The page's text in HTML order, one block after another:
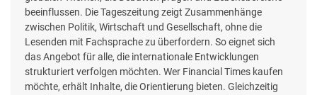
beeinflussen. Die Tageszeitung zeigt Zusammenhänge
zwischen Politik, Wirtschaft und Gesellschaft, ohne die
Lesenden mit Fachsprache zu überfordern. So eignet sich
das Angebot für alle, die internationale Entwicklungen
strukturiert verfolgen möchten. Wer Financial Times kaufen
möchte, erhält Inhalte, die Orientierung bieten. Gleichzeitig